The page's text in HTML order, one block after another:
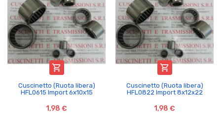

Cuscinetto (Ruota libera)
HFL0615 Import 6x10x15
1,98 €

Cuscinetto (Ruota libera)
HFL0822 Import 8x12x22
1,98 €